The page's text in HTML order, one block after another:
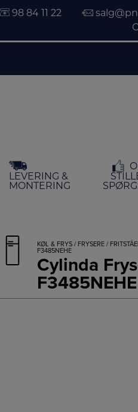
indholdet
98 84 11 22
LEVERING &
MONTERING
KØL & FRYS / FRYSERE /
F3485NEHE
Cylinda
F3485NEHE